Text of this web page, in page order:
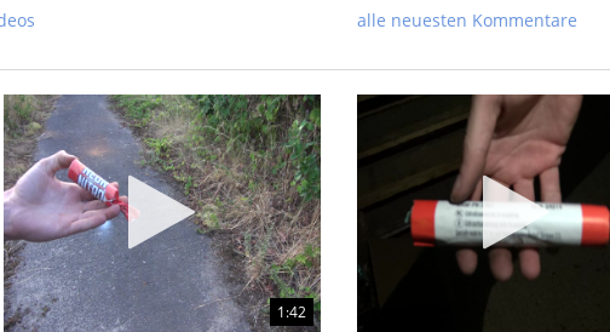
Coroner2011
registriert
registriert
»
alle neuesten Kommentare
1:42